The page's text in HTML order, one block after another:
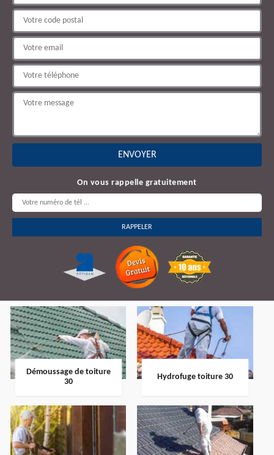
On vous rappelle gratuitement
Démoussage de toiture
30
Hydrofuge toiture 30